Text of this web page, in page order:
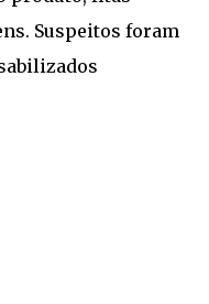
Suspeitos foram